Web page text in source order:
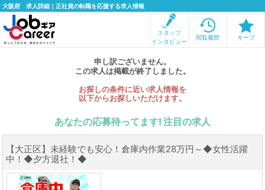
大阪府 求人詳細｜正社員の転職を応援する求人情報
スタッフ
インタビュー
閲覧履歴 キープ
申し訳ございません。
この求人は掲載が終了しました。
お探しの条件に近い求人情報を
以下からお探しいただけます。
あなたの応募待ってます! 注目の求人
【大正区】未経験でも安心！倉庫内作業28万円～◆女性活躍
中！◆夕方退社！◆